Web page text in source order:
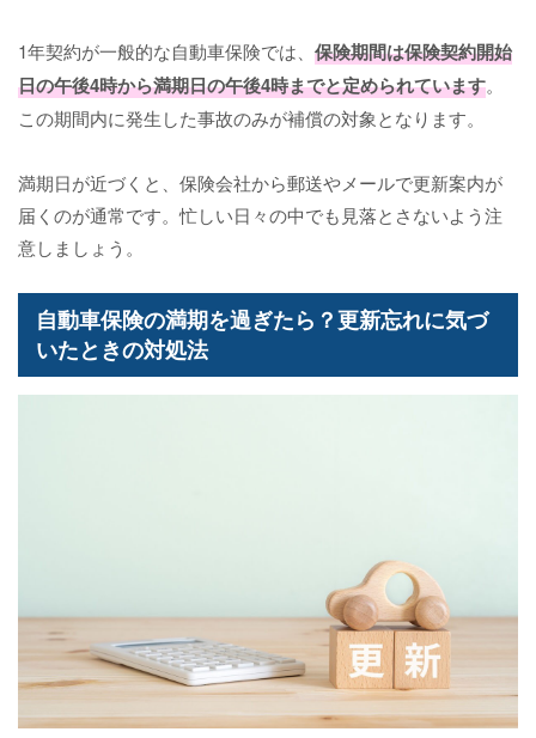
1年契約が一般的な自動車保険では、 保険期間は保険契約開始
日の午後4時から満期日の午後4時までと定められています。
この期間内に発生した事故のみが補償の対象となります。
満期日が近づくと、保険会社から郵送やメールで更新案内が
届くのが通常です。忙しい日々の中でも見落とさないよう注
意しましょう。
自動車保険の満期を過ぎたら？更新忘れに気づ
いたときの対処法